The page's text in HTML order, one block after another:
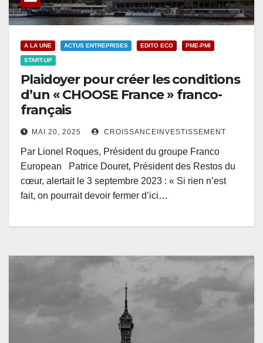
A LA UNE ACTUS ENTREPRISES EDITO ECO PME-PMI
START-UP
Plaidoyer pour créer les conditions
d’un « CHOOSE France » franco-
français
MAI 20, 2025 CROISSANCEINVESTISSEMENT
Par Lionel Roques, Président du groupe Franco
European Patrice Douret, Président des Restos du
cœur, alertait le 3 septembre 2023 : « Si rien n’est
fait, on pourrait devoir fermer d’ici…